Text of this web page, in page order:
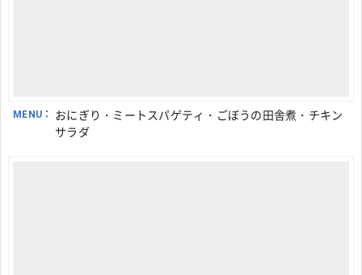
MENU：
おにぎり・ミートスパゲティ・ごぼうの田舎煮・チキン
サラダ